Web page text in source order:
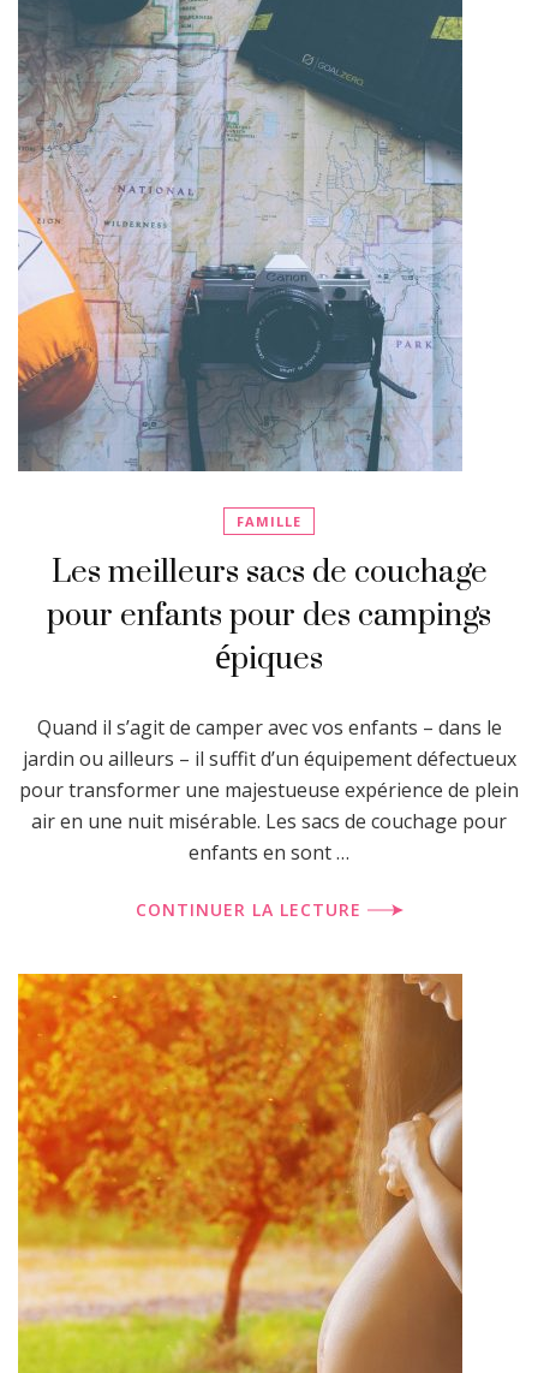
FAMILLE
Les meilleurs sacs de couchage
pour enfants pour des campings
épiques
Quand il s’agit de camper avec vos enfants – dans le
jardin ou ailleurs – il suffit d’un équipement défectueux
pour transformer une majestueuse expérience de plein
air en une nuit misérable. Les sacs de couchage pour
enfants en sont …
CONTINUER LA LECTURE